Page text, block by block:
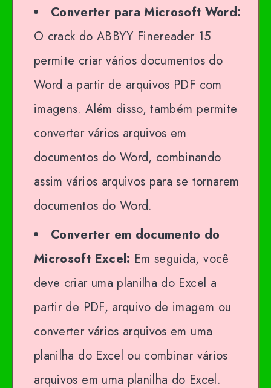
Converter para Microsoft Word:
O crack do ABBYY Finereader 15
permite criar vários documentos do
Word a partir de arquivos PDF com
imagens. Além disso, também permite
converter vários arquivos em
documentos do Word, combinando
assim vários arquivos para se tornarem
documentos do Word.
Converter em documento do
Microsoft Excel: Em seguida, você
deve criar uma planilha do Excel a
partir de PDF, arquivo de imagem ou
converter vários arquivos em uma
planilha do Excel ou combinar vários
arquivos em uma planilha do Excel.